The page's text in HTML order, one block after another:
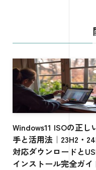
Windows11 ISOの正し
手と活用法｜23H2・
対応ダウンロードと
インストール完全ガイ